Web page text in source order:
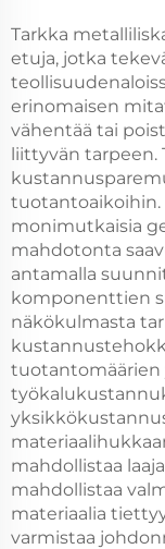
Tarkka
etuja, jotka
erinomaisen
vähentää tai
liittyvän tarpeen.
tuotantoaikoihin.
monimutkaisia
mahdotonta
antamalla
komponenttien
näkökulmasta
tuotantomäärien
mahdollistaa
mahdollistaa
materiaalia
varmistaa